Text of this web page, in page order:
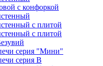
с конфоркой
с плитой
с плитой
серия "Мини"
серия В